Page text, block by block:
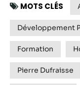
MOTS CLÉS
Développement
Formation
Pierre Dufraisse